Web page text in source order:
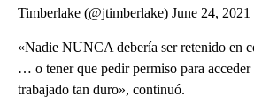
Timberlake (@jtimberlake) June 24, 2021
«Nadie NUNCA debería ser retenido en
… o tener que pedir permiso para
trabajado tan duro», continuó.